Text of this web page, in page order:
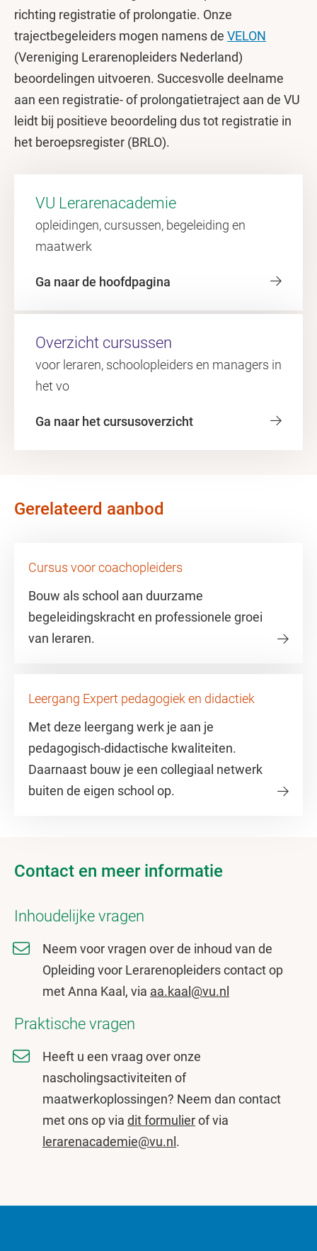
richting registratie of prolongatie. Onze
trajectbegeleiders mogen namens de VELON
(Vereniging Lerarenopleiders Nederland)
beoordelingen uitvoeren. Succesvolle deelname
aan een registratie- of prolongatietraject aan de VU
leidt bij positieve beoordeling dus tot registratie in
het beroepsregister (BRLO).
VU Lerarenacademie
opleidingen, cursussen, begeleiding en
maatwerk
Ga naar de hoofdpagina
Overzicht cursussen
voor leraren, schoolopleiders en managers in
het vo
Ga naar het cursusoverzicht
Gerelateerd aanbod
Cursus voor coachopleiders
Bouw als school aan duurzame
begeleidingskracht en professionele groei
van leraren.
Leergang Expert pedagogiek en didactiek
Met deze leergang werk je aan je
pedagogisch-didactische kwaliteiten.
Daarnaast bouw je een collegiaal netwerk
buiten de eigen school op.
Contact en meer informatie
Inhoudelijke vragen
Neem voor vragen over de inhoud van de
Opleiding voor Lerarenopleiders contact op
met Anna Kaal, via aa.kaal@vu.nl
Praktische vragen
Heeft u een vraag over onze
nascholingsactiviteiten of
maatwerkoplossingen? Neem dan contact
met ons op via dit formulierof via
lerarenacademie@vu.nl .